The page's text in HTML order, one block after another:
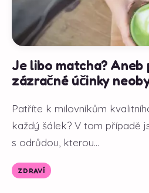
Je libo matcha? Aneb
zázračné účinky
Patříte k milovníkům
každý šálek? V tom případě
s odrůdou, kterou...
ZDRAVÍ